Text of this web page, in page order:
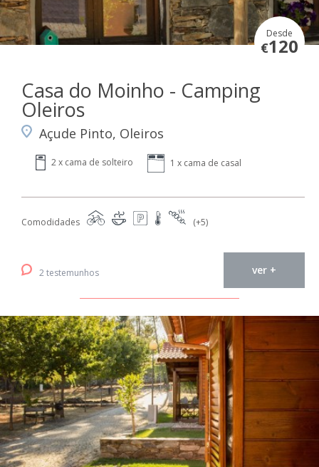
Desde
€120
Casa do Moinho - Camping
Oleiros
Açude Pinto, Oleiros
2 x cama de solteiro 1 x cama de casal
Comodidades (+5)
2 testemunhos ver +